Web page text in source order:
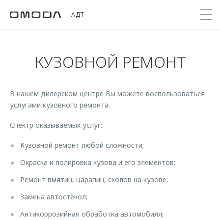
АДТ
Модели
C5
от 2 299 000 ₽*
C7
Покупателям
Выбор и покупка
Сравнить комплектации
Записаться на тест-драйв
Cпецпредложения
Прайс-листы
Кредит и страхование
Кредитные программы
Владельцам
Сервис
Записаться на сервис
Кузовной ремонт
Шаблоны доверенностей
Поддержка
Помощь на дороге
Гарантия
Дополнительная техническая поддержка
Мир OMODA
О бренде
Новости
Приложение O&J
Клуб владельцев OMODA
Правовая информация
КУЗОВНОЙ РЕМОНТ
В нашем дилерском центре Вы можете воспользоваться
услугами кузовного ремонта.
Спектр оказываемых услуг:
Кузовной ремонт любой сложности;
Окраска и полировка кузова и его элементов;
Ремонт вмятин, царапин, сколов на кузове;
Замена автостёкол;
Антикоррозийная обработка автомобиля;